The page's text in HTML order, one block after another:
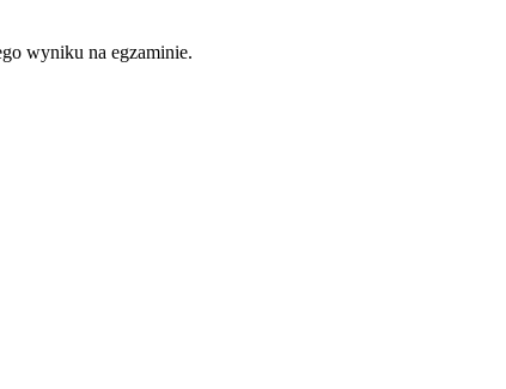
wyniku na egzaminie.